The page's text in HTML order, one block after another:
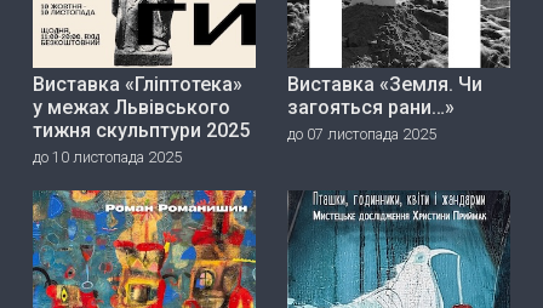
Виставка «Гліптотека»
у межах Львівського
тижня скульптури 2025
до 10 листопада 2025
Виставка «Земля. Чи
загояться рани…»
до 07 листопада 2025